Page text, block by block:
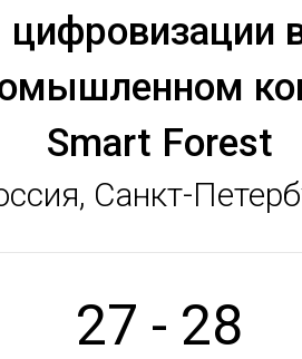
цифровизации
Smart Forest
Санкт-
27 - 28